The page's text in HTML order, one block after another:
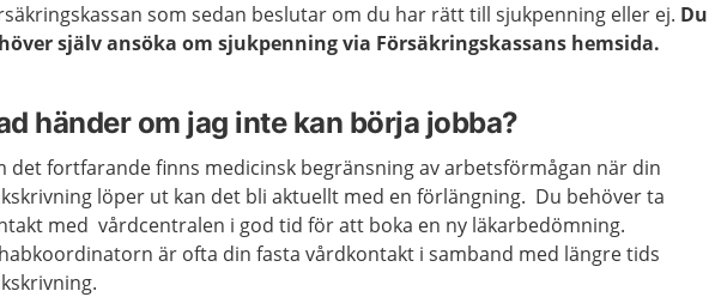
som sedan beslutar om du har rätt till sjukpenning eller ej. Du
själv ansöka om sjukpenning via Försäkringskassans hemsida.
händer om jag inte kan börja jobba?
det fortfarande finns medicinsk begränsning av arbetsförmågan när din
löper ut kan det bli aktuellt med en förlängning. Du behöver ta
med vårdcentralen i god tid för att boka en ny läkarbedömning.
är ofta din fasta vårdkontakt i samband med längre tids